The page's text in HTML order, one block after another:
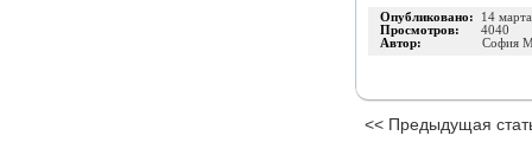
Опубликовано: 14
Просмотров: 4040
Автор:
София
<< Предыдущая